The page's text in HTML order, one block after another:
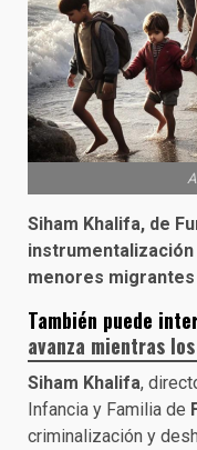
Siham Khalifa, de
menores migrantes
También puede
avanza mientras
Siham Khalifa,
Infancia y Familia de
criminalización y